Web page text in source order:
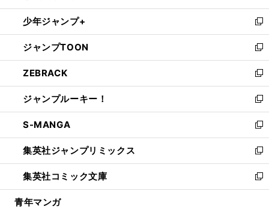
ウ
で
開
く
ン
ド
ウ
で
開
く
ウ
ィ
ン
ド
ウ
で
開
く
し
い
ウ
ィ
ン
ド
ウ
で
開
く
少年ジャンプ+
新
し
い
ウ
ィ
ン
ド
ウ
で
開
く
ジャンプTOON
新
し
い
ウ
ィ
ン
ド
ウ
で
開
く
ZEBRACK
新
し
い
ウ
ィ
ン
ド
ウ
で
開
ジャンプルーキー！
新
し
い
ウ
ィ
ン
ド
ウ
S-MANGA
新
し
い
ウ
ィ
ン
集英社ジャンプリミックス
新
し
い
ウ
集英社コミック文庫
新
し
青年マンガ